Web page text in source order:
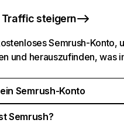
Traffic steigern
Semrush-Konto,
und herauszufinden, was
Semrush-Konto
Semrush?